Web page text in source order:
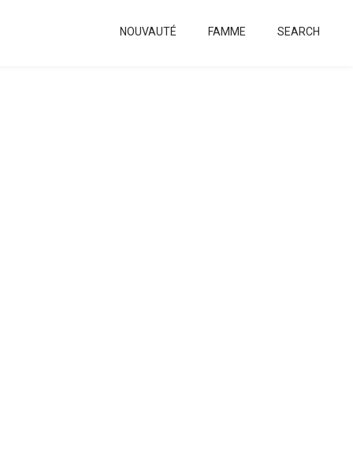
NOUVAUTÉ FAMME SEARCH